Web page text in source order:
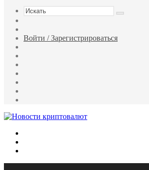
Искать
статья
Войти / Зарегистрироваться